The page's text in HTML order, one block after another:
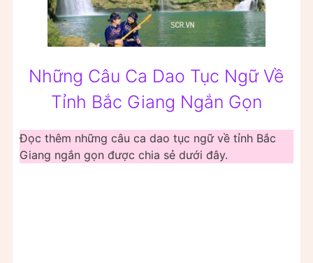
Những Câu Ca Dao Tục Ngữ Về
Tỉnh Bắc Giang Ngắn Gọn
Đọc thêm những câu ca dao tục ngữ về tỉnh Bắc
Giang ngắn gọn được chia sẻ dưới đây.